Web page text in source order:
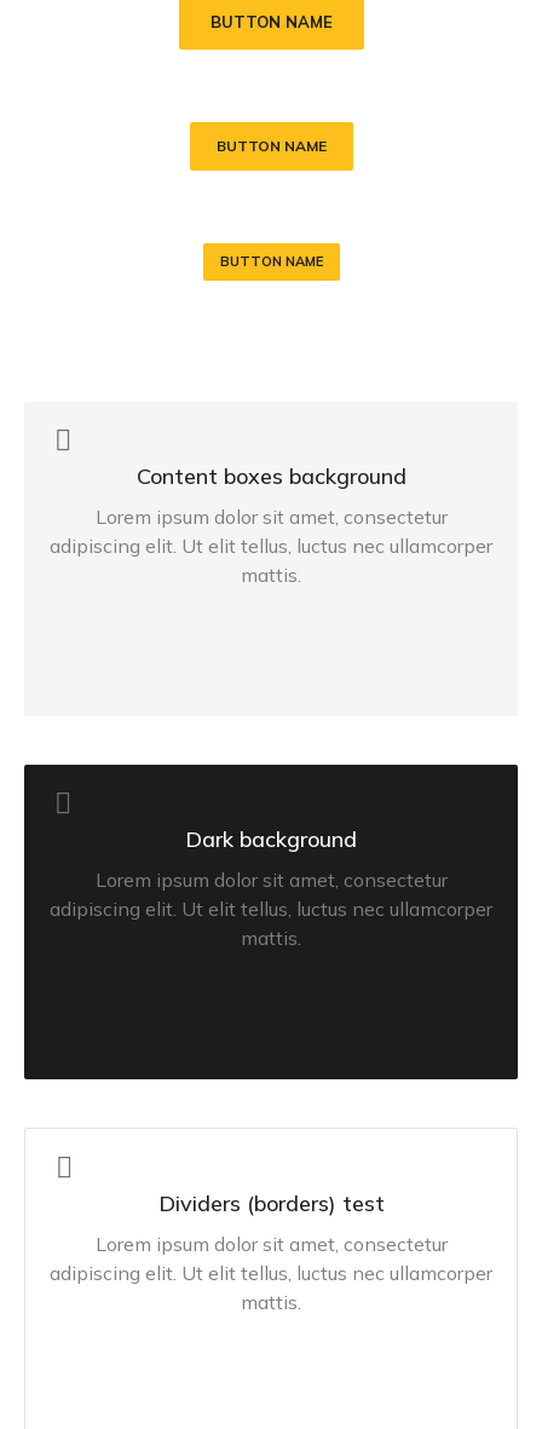
BUTTON NAME
BUTTON NAME
BUTTON NAME
Content boxes background
Lorem ipsum dolor sit amet, consectetur
adipiscing elit. Ut elit tellus, luctus nec ullamcorper
mattis.
Dark background
Lorem ipsum dolor sit amet, consectetur
adipiscing elit. Ut elit tellus, luctus nec ullamcorper
mattis.
Dividers (borders) test
Lorem ipsum dolor sit amet, consectetur
adipiscing elit. Ut elit tellus, luctus nec ullamcorper
mattis.